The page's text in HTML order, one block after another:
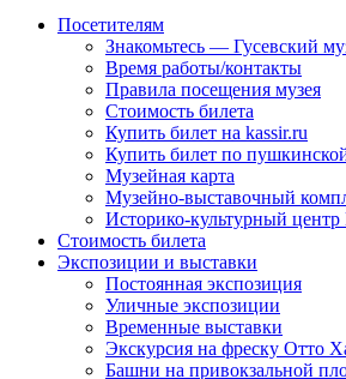
Посетителям
Знакомьтесь — Гусевский
Время работы/контакты
Правила посещения музея
Стоимость билета
Купить билет на kassir.ru
Купить билет по
Музейная карта
Музейно-выставочный
Историко-культурный
Стоимость билета
Экспозиции и выставки
Постоянная экспозиция
Уличные экспозиции
Временные выставки
Экскурсия на фреску Отто
Башни на привокзальной